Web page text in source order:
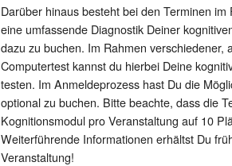
Darüber hinaus besteht bei den Terminen
eine umfassende Diagnostik Deiner
dazu zu buchen. Im Rahmen verschiedener,
Computertest kannst du hierbei Deine
testen. Im Anmeldeprozess hast Du die
optional zu buchen. Bitte beachte, dass die
Kognitionsmodul pro Veranstaltung auf 10
Weiterführende Informationen erhältst Du
Veranstaltung!